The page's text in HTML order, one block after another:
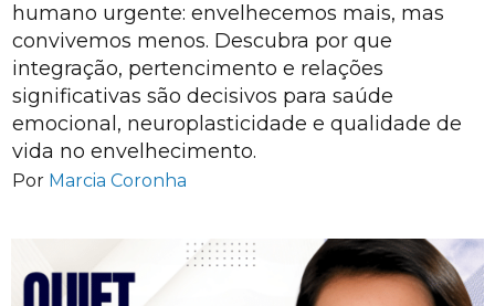
humano urgente: envelhecemos mais, mas
convivemos menos. Descubra por que
integração, pertencimento e relações
significativas são decisivos para saúde
emocional, neuroplasticidade e qualidade de
vida no envelhecimento.
Por Marcia Coronha